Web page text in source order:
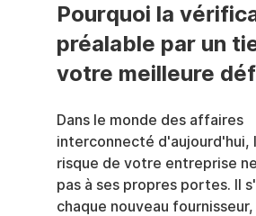
Pourquoi la
préalable par un
votre meilleure
Dans le monde des affaires
interconnecté d'aujourd'hui,
risque de votre entreprise
pas à ses propres portes. Il
chaque nouveau